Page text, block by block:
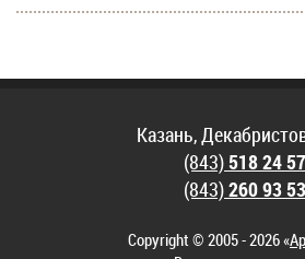
Казань,
(843)518 24 57
(843)260 93 53
Copyright © 2005 - 2026 «